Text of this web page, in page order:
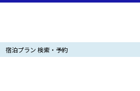
宿泊プラン 検索・予約